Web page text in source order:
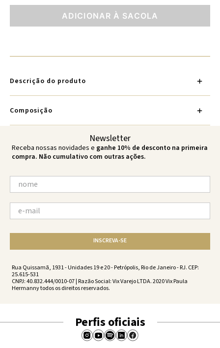
ADICIONAR À SACOLA
Descrição do produto
Composição
Newsletter
Receba nossas novidades e ganhe 10% de desconto na primeira
compra. Não cumulativo com outras ações.
INSCREVA-SE
Rua Quissamã, 1931 - Unidades 19 e 20 - Petrópolis, Rio de Janeiro - RJ. CEP:
25.615-531
CNPJ: 40.832.444/0010-07 | Razão Social: Vix Varejo LTDA. 2020 Vix Paula
Hermanny todos os direitos reservados.
Perfis oficiais